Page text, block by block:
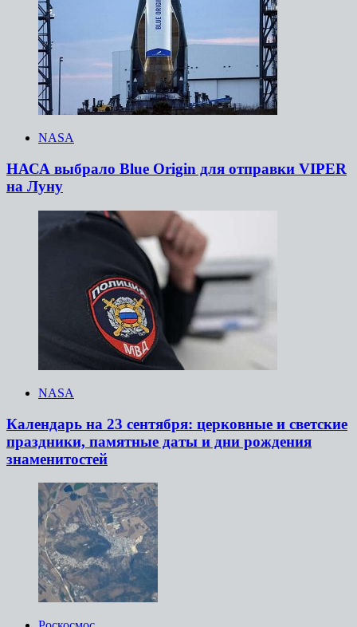
NASA
НАСА выбрало Blue Origin для отправки VIPER
на Луну
NASA
Календарь на 23 сентября: церковные и светские
праздники, памятные даты и дни рождения
знаменитостей